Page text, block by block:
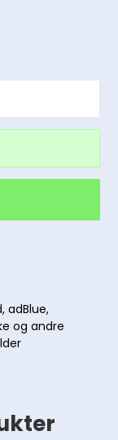
adBlue,
og andre